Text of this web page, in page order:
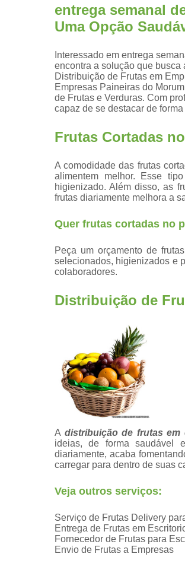
entrega semanal
Uma Opção
Interessado em entrega
encontra a solução que busca
Distribuição de Frutas em
Empresas Paineiras do
de Frutas e Verduras. Com
capaz de se destacar de
Frutas Cortadas
A comodidade das frutas
alimentem melhor. Esse
higienizado. Além disso, as
frutas diariamente melhora a
Quer frutas cortadas no
Peça um orçamento de
selecionados, higienizados e
colaboradores.
Distribuição de
A distribuição de frutas em
ideias, de forma saudável
diariamente, acaba
carregar para dentro de suas
Veja outros serviços:
Serviço de Frutas Delivery
Entrega de Frutas em
Fornecedor de Frutas para
Envio de Frutas a Empresas